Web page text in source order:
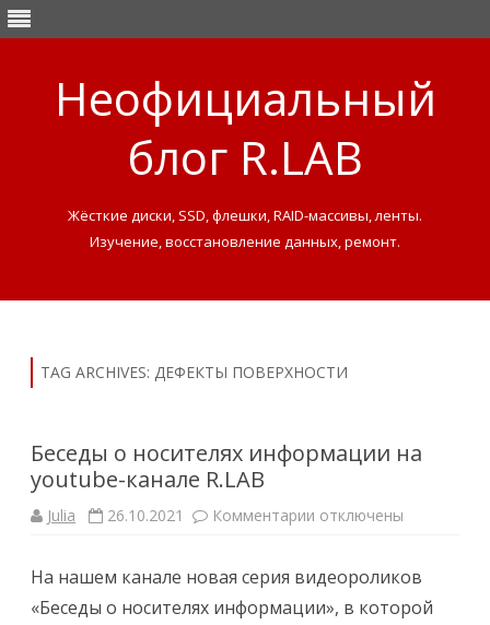
Неофициальный
блог R.LAB
Жёсткие диски, SSD, флешки, RAID-массивы, ленты.
Изучение, восстановление данных, ремонт.
TAG ARCHIVES: ДЕФЕКТЫ ПОВЕРХНОСТИ
Беседы о носителях информации на
youtube-канале R.LAB
Julia 26.10.2021 Комментарии к
и
с
и
отключены
На нашем канале новая серия видеороликов
«Беседы о носителях информации», в которой